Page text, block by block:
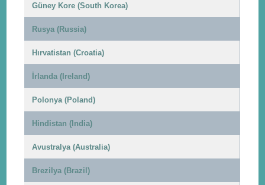
Güney Kore (South Korea)
Rusya (Russia)
Hırvatistan (Croatia)
İrlanda (Ireland)
Polonya (Poland)
Hindistan (India)
Avustralya (Australia)
Brezilya (Brazil)